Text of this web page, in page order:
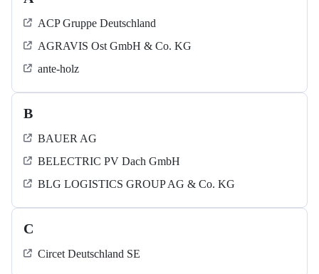
ACP Gruppe Deutschland
AGRAVIS Ost GmbH & Co. KG
ante-holz
B
BAUER AG
BELECTRIC PV Dach GmbH
BLG LOGISTICS GROUP AG & Co. KG
C
Circet Deutschland SE